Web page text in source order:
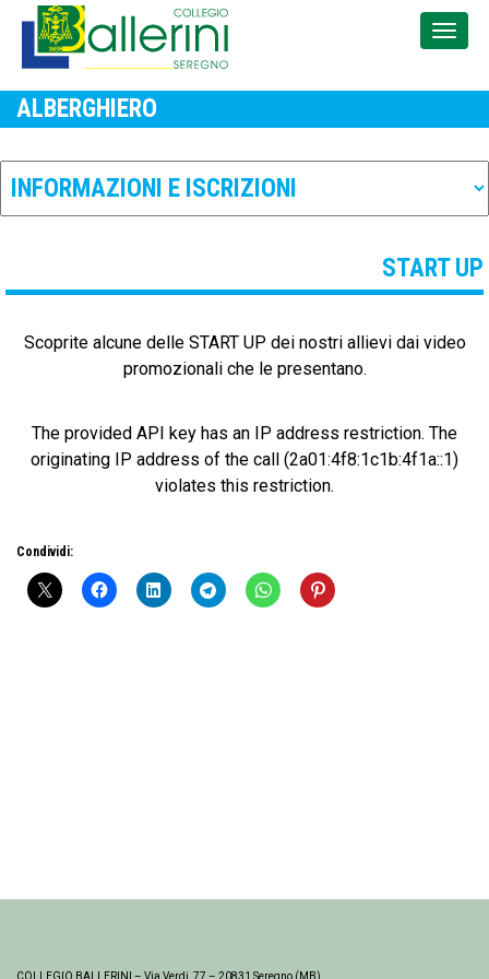
ALBERGHIERO
START UP
Scoprite alcune delle START UP dei nostri allievi dai video
promozionali che le presentano.
The provided API key has an IP address restriction. The
originating IP address of the call (2a01:4f8:1c1b:4f1a::1)
violates this restriction.
Condividi:
COLLEGIO BALLERINI – Via Verdi, 77 – 20831 Seregno (MB)